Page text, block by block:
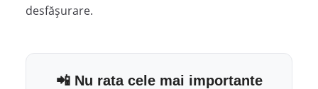
desfășurare.
📲 Nu rata cele mai importante